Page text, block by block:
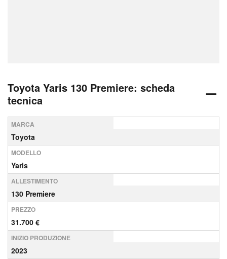
Toyota Yaris 130 Premiere: scheda
tecnica
MARCA
Toyota
MODELLO
Yaris
ALLESTIMENTO
130 Premiere
PREZZO
31.700 €
INIZIO PRODUZIONE
2023